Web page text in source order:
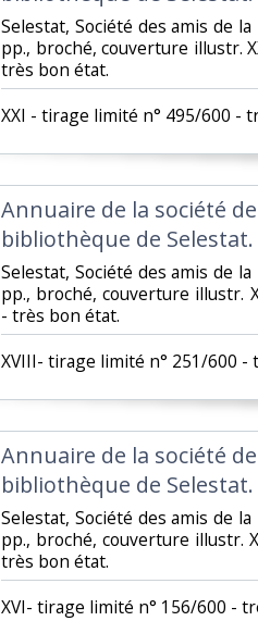
‎Selestat, Société des amis de
pp., broché, couverture illustr.
très bon état.‎
‎XXI - tirage limité n° 495/600 -
‎Annuaire de la société
bibliothèque de Selestat. ‎
‎Selestat, Société des amis de
pp., broché, couverture illustr.
- très bon état.‎
‎XVIII- tirage limité n° 251/600 -
‎Annuaire de la société
bibliothèque de Selestat. ‎
‎Selestat, Société des amis de
pp., broché, couverture illustr.
très bon état.‎
‎XVI- tirage limité n° 156/600 -